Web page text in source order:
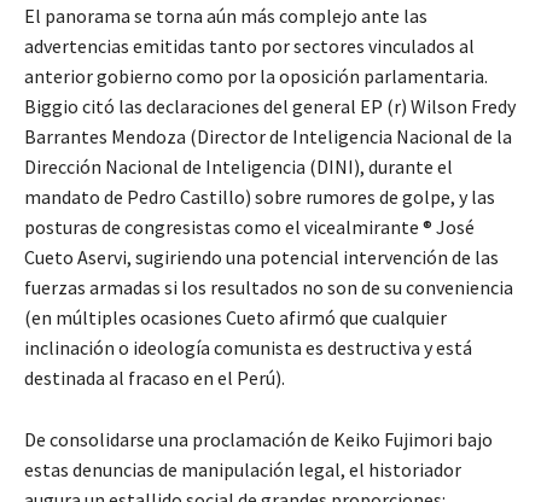
El panorama se torna aún más complejo ante las
advertencias emitidas tanto por sectores vinculados al
anterior gobierno como por la oposición parlamentaria.
Biggio citó las declaraciones del general EP (r) Wilson Fredy
Barrantes Mendoza (Director de Inteligencia Nacional de la
Dirección Nacional de Inteligencia (DINI), durante el
mandato de Pedro Castillo) sobre rumores de golpe, y las
posturas de congresistas como el vicealmirante ® José
Cueto Aservi, sugiriendo una potencial intervención de las
fuerzas armadas si los resultados no son de su conveniencia
(en múltiples ocasiones Cueto afirmó que cualquier
inclinación o ideología comunista es destructiva y está
destinada al fracaso en el Perú).
De consolidarse una proclamación de Keiko Fujimori bajo
estas denuncias de manipulación legal, el historiador